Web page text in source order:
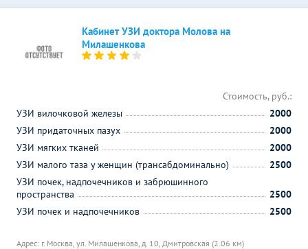
Кабинет УЗИ доктора Молова на
Милашенкова
Адрес: г. Москва, ул. Милашенкова, д. 10, Дмитровская (2.06 км)
Стоимость, руб.:
УЗИ вилочковой железы
2000
УЗИ придаточных пазух
2000
УЗИ мягких тканей
2000
УЗИ малого таза у женщин (трансабдоминально)
2500
УЗИ почек, надпочечников и забрюшинного
пространства
2500
УЗИ почек и надпочечников
2500